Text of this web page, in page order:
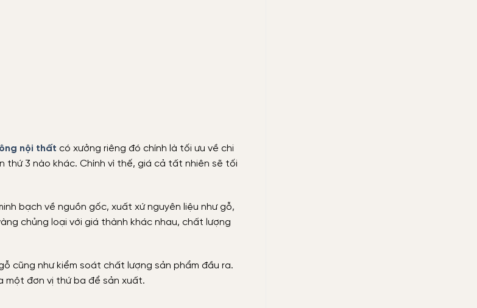
nội thất có xưởng riêng đó chính là tối ưu về chi
3 nào khác. Chính vì thế, giá cả tất nhiên sẽ tối
bạch về nguồn gốc, xuất xứ nguyên liệu như gỗ,
chủng loại với giá thành khác nhau, chất lượng
cũng như kiểm soát chất lượng sản phẩm đầu ra.
một đơn vị thứ ba để sản xuất.